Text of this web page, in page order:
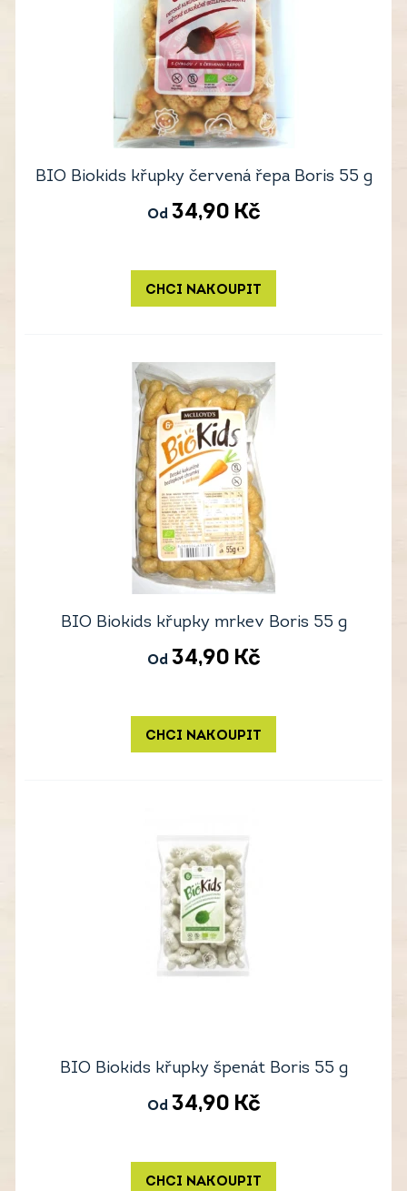
BIO Biokids křupky červená řepa Boris 55 g
Od 34,90 Kč
CHCI NAKOUPIT
BIO Biokids křupky mrkev Boris 55 g
Od 34,90 Kč
CHCI NAKOUPIT
BIO Biokids křupky špenát Boris 55 g
Od 34,90 Kč
CHCI NAKOUPIT